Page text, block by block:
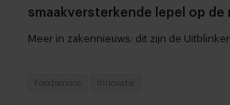
smaakversterkende lepel op de
Meer in zakennieuws: dit zijn de
Foodservice Innovatie